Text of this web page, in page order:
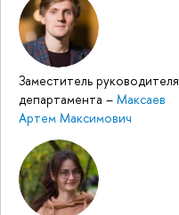
Заместитель руководителя
департамента – Максаев
Артем Максимович